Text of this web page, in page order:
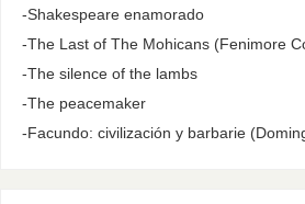
-Shakespeare enamorado
-The Last of The Mohicans (Fenimore
-The silence of the lambs
-The peacemaker
-Facundo: civilización y barbarie